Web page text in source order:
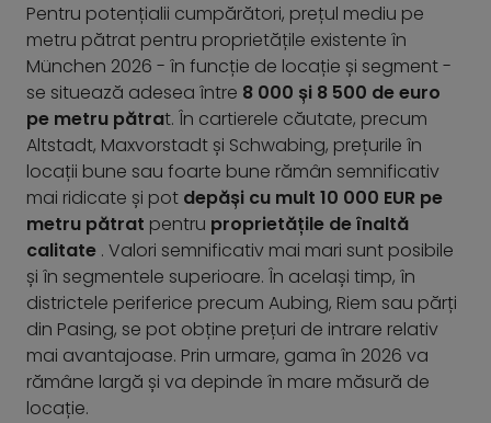
Pentru potențialii cumpărători, prețul mediu pe
metru pătrat pentru proprietățile existente în
München 2026 - în funcție de locație și segment -
se situează adesea între 8 000 și 8 500 de euro
pe metru pătrat. În cartierele căutate, precum
Altstadt, Maxvorstadt și Schwabing, prețurile în
locații bune sau foarte bune rămân semnificativ
mai ridicate și pot depăși cu mult 10 000 EUR pe
metru pătrat pentru proprietățile de înaltă
calitate . Valori semnificativ mai mari sunt posibile
și în segmentele superioare. În același timp, în
districtele periferice precum Aubing, Riem sau părți
din Pasing, se pot obține prețuri de intrare relativ
mai avantajoase. Prin urmare, gama în 2026 va
rămâne largă și va depinde în mare măsură de
locație.